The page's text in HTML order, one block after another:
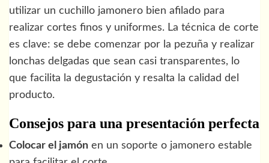
utilizar un cuchillo jamonero bien afilado para
realizar cortes finos y uniformes. La técnica de corte
es clave: se debe comenzar por la pezuña y realizar
lonchas delgadas que sean casi transparentes, lo
que facilita la degustación y resalta la calidad del
producto.
Consejos para una presentación perfecta
Colocar el jamón en un soporte o jamonero estable